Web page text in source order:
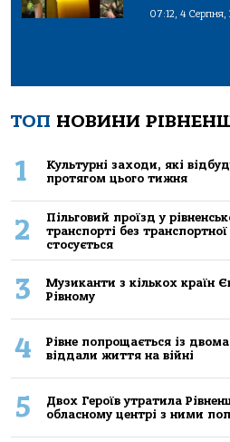
07:12, 4 Серпня,
ТОП НОВИНИ
1
Культурні заходи, які
протягом цього тижня
2
Пільговий проїзд у
транспорті без
стосується
3
Музиканти з кількох країн
Рівному
4
Рівне попрощається із
віддали життя на війні
5
Двох Героїв утратила
обласному центрі з ними